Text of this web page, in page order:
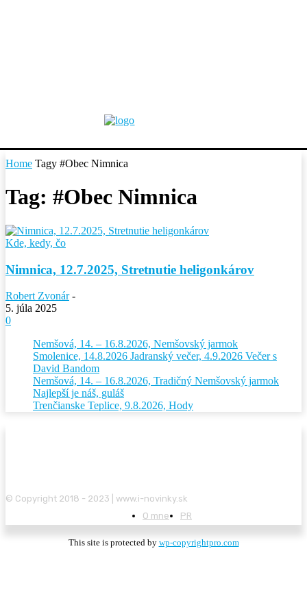
Home Tagy #Obec Nimnica
Tag: #Obec Nimnica
Kde, kedy, čo
Nimnica, 12.7.2025, Stretnutie heligonkárov
Robert Zvonár -
5. júla 2025
0
Nemšová, 14. – 16.8.2026, Nemšovský jarmok
Smolenice, 14.8.2026 Jadranský večer, 4.9.2026 Večer s
David Bandom
Nemšová, 14. – 16.8.2026, Tradičný Nemšovský jarmok
Najlepší je náš, guláš
Trenčianske Teplice, 9.8.2026, Hody
© Copyright 2018 - 2023 | www.i-novinky.sk
O mne
PR
This site is protected by wp-copyrightpro.com